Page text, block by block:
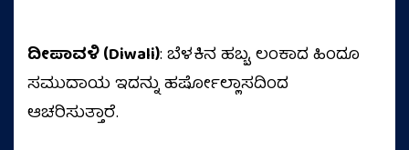
ದೀಪಾವಳಿ (Diwali): ಬೆಳಕಿನ ಹಬ್ಬ, ಲಂಕಾದ ಹಿಂದೂ
ಸಮುದಾಯ ಇದನ್ನು ಹರ್ಷೋಲ್ಲಾಸದಿಂದ
ಆಚರಿಸುತ್ತಾರೆ.